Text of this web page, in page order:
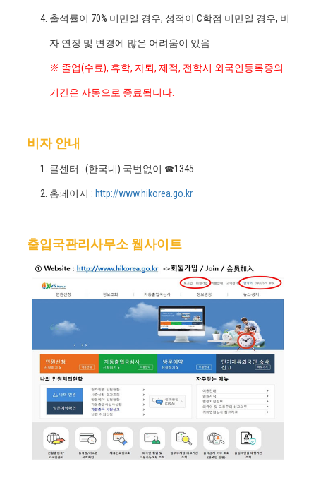
출석률이 70% 미만일 경우, 성적이 C학점 미만일 경우, 비
자 연장 및 변경에 많은 어려움이 있음
※ 졸업(수료), 휴학, 자퇴, 제적, 전학시 외국인등록증의
기간은 자동으로 종료됩니다.
비자 안내
콜센터 : (한국내) 국번없이 ☎1345
홈페이지 : http://www.hikorea.go.kr
출입국관리사무소 웹사이트